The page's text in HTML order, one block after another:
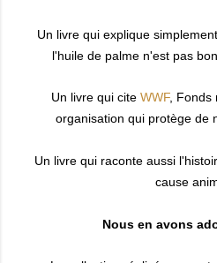
Un livre qui explique
l'huile de palme n'est pas
Un livre qui cite WWF, Fonds
organisation qui protège de
Un livre qui raconte aussi
cause
Nous en avons